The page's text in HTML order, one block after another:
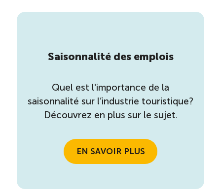
Saisonnalité des emplois
Quel est l'importance de la
saisonnalité sur l’industrie touristique?
Découvrez en plus sur le sujet.
EN SAVOIR PLUS